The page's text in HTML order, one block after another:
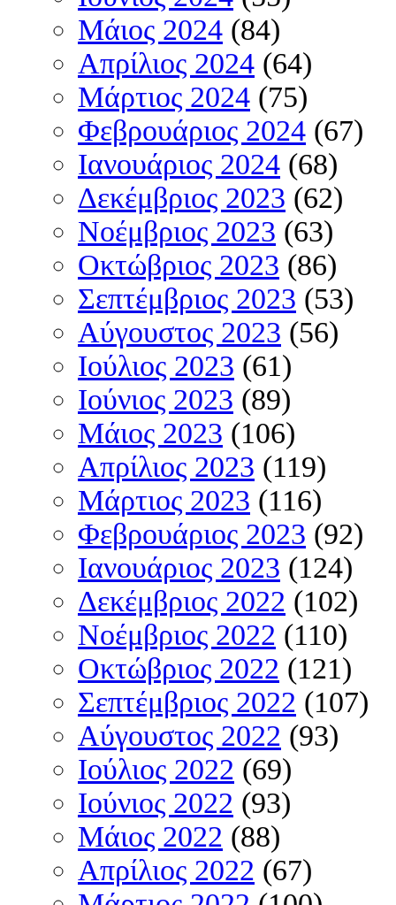
Μάιος 2024 (84)
Απρίλιος 2024 (64)
Μάρτιος 2024 (75)
Φεβρουάριος 2024 (67)
Ιανουάριος 2024 (68)
Δεκέμβριος 2023 (62)
Νοέμβριος 2023 (63)
Οκτώβριος 2023 (86)
Σεπτέμβριος 2023 (53)
Αύγουστος 2023 (56)
Ιούλιος 2023 (61)
Ιούνιος 2023 (89)
Μάιος 2023 (106)
Απρίλιος 2023 (119)
Μάρτιος 2023 (116)
Φεβρουάριος 2023 (92)
Ιανουάριος 2023 (124)
Δεκέμβριος 2022 (102)
Νοέμβριος 2022 (110)
Οκτώβριος 2022 (121)
Σεπτέμβριος 2022 (107)
Αύγουστος 2022 (93)
Ιούλιος 2022 (69)
Ιούνιος 2022 (93)
Μάιος 2022 (88)
Απρίλιος 2022 (67)